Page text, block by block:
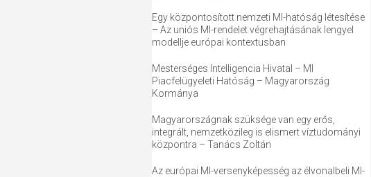
Egy központosított nemzeti MI-hatóság létesítése
– Az uniós MI-rendelet végrehajtásának lengyel
modellje európai kontextusban
Mesterséges Intelligencia Hivatal – MI
Piacfelügyeleti Hatóság – Magyarország
Kormánya
Magyarországnak szüksége van egy erős,
integrált, nemzetközileg is elismert víztudományi
központra – Tanács Zoltán
Az európai MI-versenyképesség az élvonalbeli MI-